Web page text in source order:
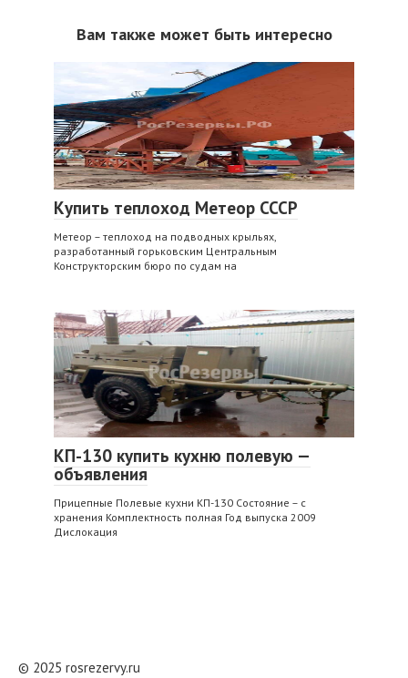
Вам также может быть интересно
Купить теплоход Метеор СССР
Метеор – теплоход на подводных крыльях,
разработанный горьковским Центральным
Конструкторским бюро по судам на
КП-130 купить кухню полевую —
объявления
Прицепные Полевые кухни КП-130 Состояние – с
хранения Комплектность полная Год выпуска 2009
Дислокация
© 2025 rosrezervy.ru